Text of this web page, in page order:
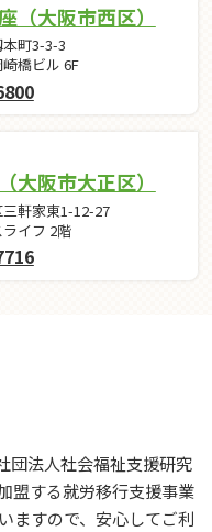
（大阪市西区）
町3-3-3
橋ビル 6F
大阪市大正区）
軒家東1-12-27
イフ 2階
団法人社会福祉支援研究
盟する就労移行支援事業
ますので、安心してご利